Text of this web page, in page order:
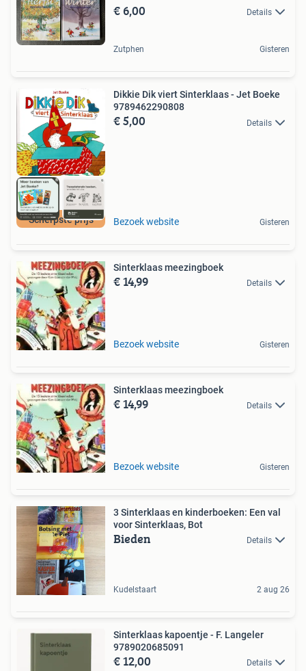
€ 6,00 Details
Zutphen Gisteren
Scherpste prijs
Dikkie Dik viert Sinterklaas - Jet Boeke
9789462290808
€ 5,00 Details
Bezoek website Gisteren
Sinterklaas meezingboek
€ 14,99 Details
Bezoek website Gisteren
Sinterklaas meezingboek
€ 14,99 Details
Bezoek website Gisteren
3 Sinterklaas en kinderboeken: Een val
voor Sinterklaas, Bot
Bieden Details
Kudelstaart 2 aug 26
Sinterklaas kapoentje - F. Langeler
9789020685091
€ 12,00 Details